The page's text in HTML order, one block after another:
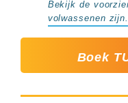
Bekijk de
volwassenen zijn.
Boek